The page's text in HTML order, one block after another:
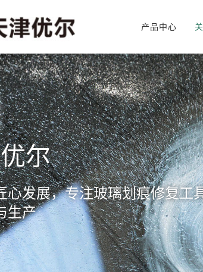
产品中心
玻璃划痕修复工具 玻璃裂
公司简介 企业实力 发
服务理
尔
心发展，专注玻璃划痕修复工
生产